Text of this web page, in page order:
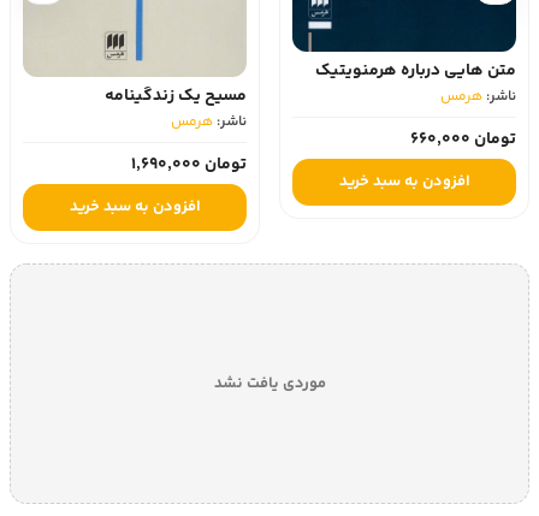
متن هایی درباره هرمنویتیک
ناشر: هرمس‏
تومان 660,000
افزودن به سبد خرید
مسیح یک زندگینامه
ناشر: هرمس‏
تومان 1,690,000
افزودن به سبد خرید
موردی یافت نشد